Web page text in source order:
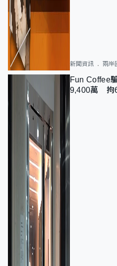
新聞資訊 兩岸
Fun Coffee
9,400萬 拘